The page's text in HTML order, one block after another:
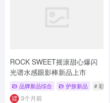
ROCK SWEET摇滚甜心爆闪
光谱水感眼影棒新品上市
品牌新品综合 护肤新品 # 彩妆
3个月前